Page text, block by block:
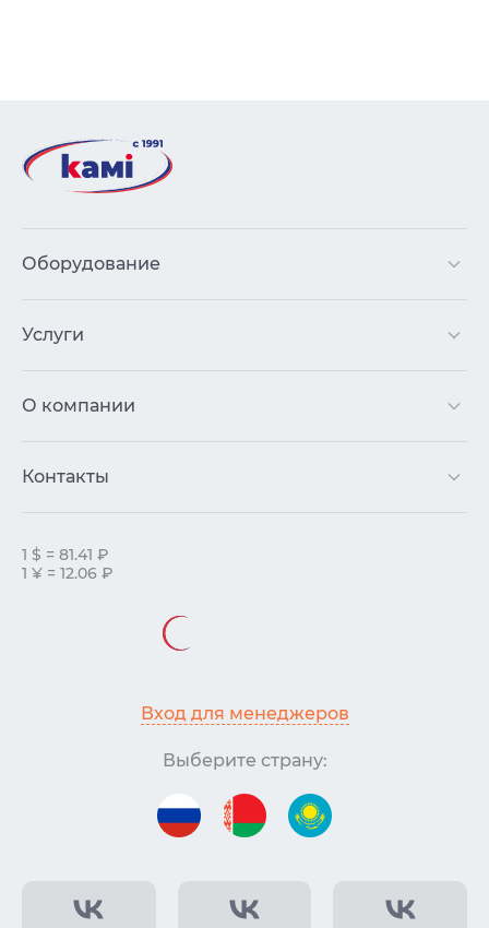
Оборудование
Услуги
О компании
Контакты
1 $ = 81.41 ₽
1 ¥ = 12.06 ₽
Вход для менеджеров
Выберите страну: